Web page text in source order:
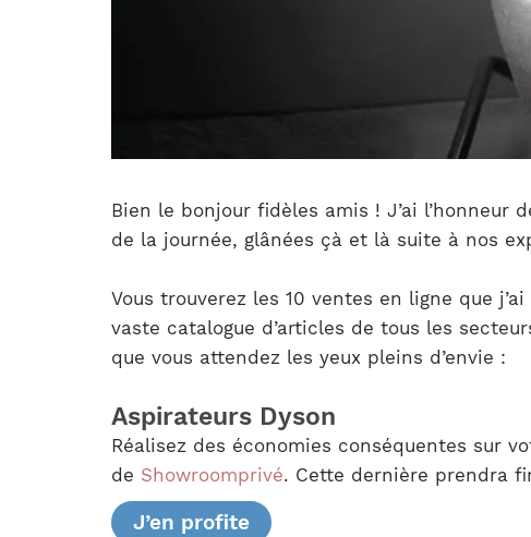
Bien le bonjour fidèles amis ! J’ai l’honneur
de la journée, glânées çà et là suite à nos
Vous trouverez les 10 ventes en ligne que
vaste catalogue d’articles de tous les
que vous attendez les yeux pleins d’envie :
Aspirateurs Dyson
Réalisez des économies conséquentes sur
de Showroomprivé. Cette dernière prendra
J’en profite